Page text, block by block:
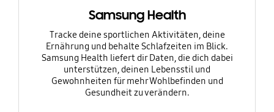
Samsung Health
Tracke deine sportlichen Aktivitäten, deine
Ernährung und behalte Schlafzeiten im Blick.
Samsung Health liefert dir Daten, die dich dabei
unterstützen, deinen Lebensstil und
Gewohnheiten für mehr Wohlbefinden und
Gesundheit zu verändern.